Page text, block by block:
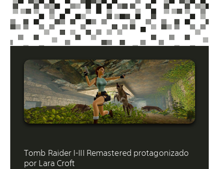
Tomb Raider I-III Remastered protagonizado
por Lara Croft